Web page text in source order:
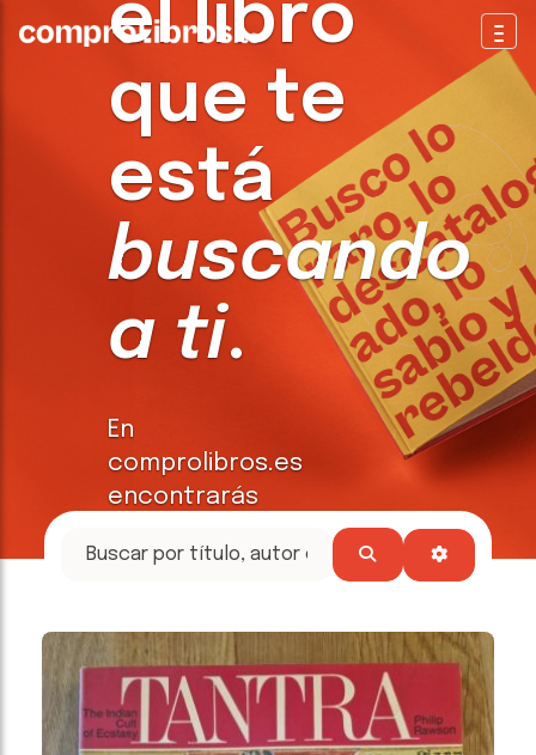
el libro
que te
está
buscando
a ti.
En
comprolibros.es
encontrarás
tesoros